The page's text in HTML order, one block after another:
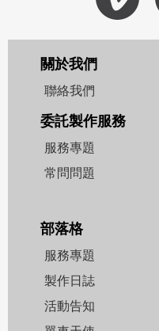
關於我們
聯絡我們
委託製作服務
服務專題
常問問題
部落格
服務專題
製作日誌
活動告知